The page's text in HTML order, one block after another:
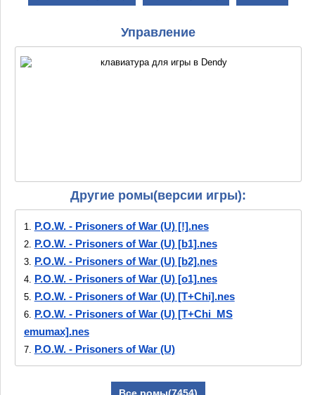
Управление
Другие ромы(версии игры):
1. P.O.W. - Prisoners of War (U) [!].nes
2. P.O.W. - Prisoners of War (U) [b1].nes
3. P.O.W. - Prisoners of War (U) [b2].nes
4. P.O.W. - Prisoners of War (U) [o1].nes
5. P.O.W. - Prisoners of War (U) [T+Chi].nes
6. P.O.W. - Prisoners of War (U) [T+Chi_MS
emumax].nes
7. P.O.W. - Prisoners of War (U)
[T+Chi_PEACOCKWANG].nes
P.O.W. - Prisoners of War (U)